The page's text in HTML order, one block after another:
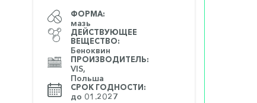
ФОРМА:
мазь
ДЕЙСТВУЮЩЕЕ
ВЕЩЕСТВО:
Беноквин
ПРОИЗВОДИТЕЛЬ:
VIS,
Польша
СРОК ГОДНОСТИ:
до 01.2027